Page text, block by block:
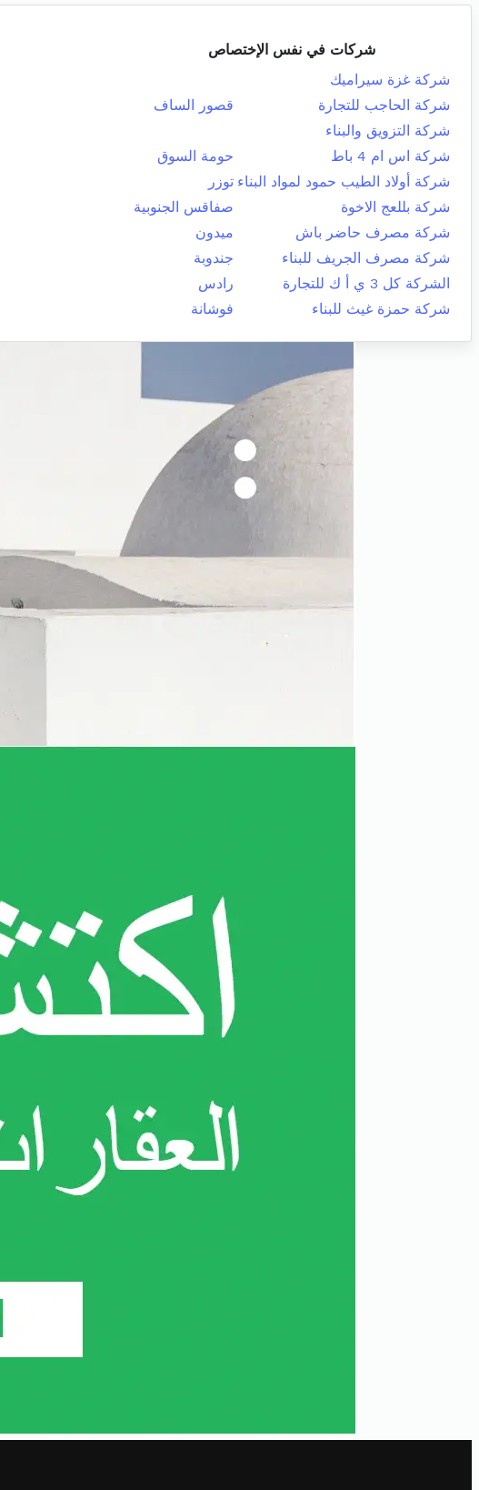
شركات في نفس الإختصاص
شركة غزة سيراميك
شركة الحاجب للتجارة
قصور الساف
شركة التزويق والبناء
شركة اس ام 4 باط
حومة السوق
شركة أولاد الطيب حمود لمواد البناء توزر
شركة بللعج الاخوة
صفاقس الجنوبية
شركة مصرف حاضر باش
ميدون
شركة مصرف الجريف للبناء
جندوبة
الشركة كل 3 ي أ ك للتجارة
رادس
شركة حمزة غيث للبناء
فوشانة